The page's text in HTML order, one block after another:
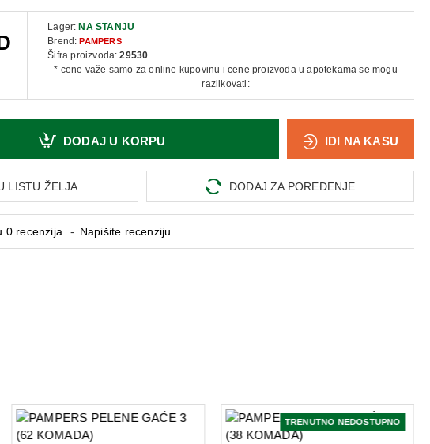
0 recenzija. - Napišite recenziju
Lager: NA STANJU
Brend: PAMPERS
Šifra proizvoda: 29530
* cene važe samo za online kupovinu i cene proizvoda u apotekama se mogu
razlikovati:
DODAJ U KORPU IDI NA KASU
LISTU ŽELJA DODAJ ZA POREĐENJE
TRENUTNO NEDOSTUPNO